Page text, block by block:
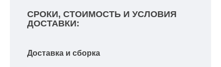
СРОКИ, СТОИМОСТЬ И УСЛОВИЯ
ДОСТАВКИ:
Доставка и сборка